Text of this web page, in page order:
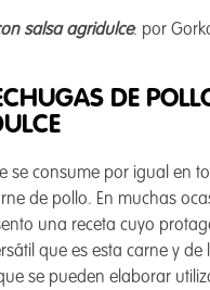
salsa agridulce: por
DE
se consume por igual en
de pollo. En muchas
una receta cuyo
que es esta carne y de
se pueden elaborar